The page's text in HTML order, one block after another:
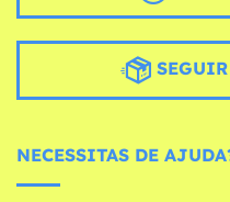
SEGUIR
NECESSITAS DE